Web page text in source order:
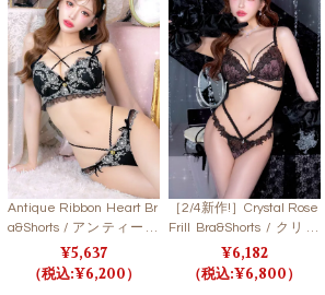
Antique Ribbon Heart Br
a&Shorts / アンティーク
リボンハートブラ＆ショ
ーツ 【LB5500】
5,637
6,200
［2/4新作!］Crystal Rose
Frill Bra&Shorts / クリス
タルローズフリルブラ＆
ショーツ 【LB5500】
6,182
6,800